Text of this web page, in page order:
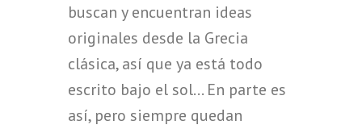
buscan y encuentran ideas
originales desde la Grecia
clásica, así que ya está todo
escrito bajo el sol… En parte es
así, pero siempre quedan